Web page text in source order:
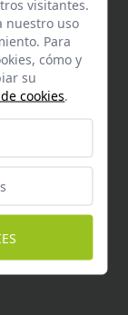
visitantes.
nuestro uso
Para
cómo y
su
cookies.